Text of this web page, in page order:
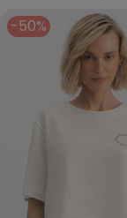
-50%